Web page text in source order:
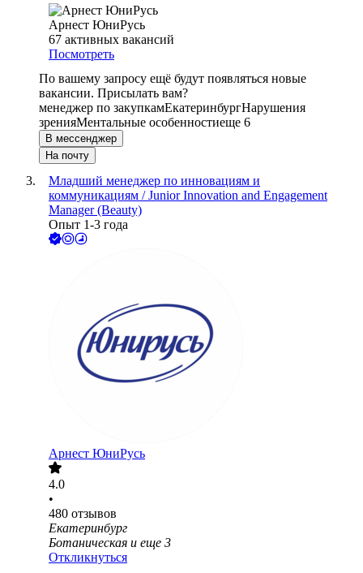
Арнест ЮниРусь
67 активных вакансий
Посмотреть
По вашему запросу ещё будут появляться новые
вакансии. Присылать вам?
менеджер по закупкамЕкатеринбургНарушения
зренияМентальные особенностиеще 6
В мессенджер
На почту
Младший менеджер по инновациям и
коммуникациям / Junior Innovation and Engagement
Manager (Beauty)
Опыт 1-3 года
Арнест ЮниРусь
4.0
•
480 отзывов
Екатеринбург
Ботаническая и еще 3
Откликнуться